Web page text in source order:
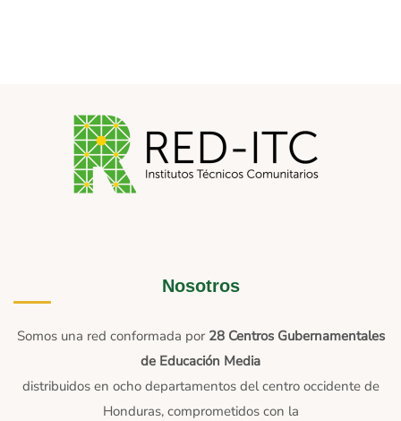
Nosotros
Somos una red conformada por 28 Centros Gubernamentales
de Educación Media
distribuidos en ocho departamentos del centro occidente de
Honduras, comprometidos con la